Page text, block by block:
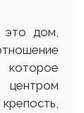
это дом,